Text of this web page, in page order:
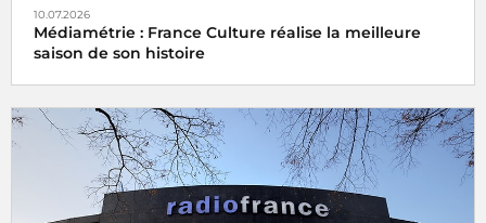
10.07.2026
Médiamétrie : France Culture réalise la meilleure
saison de son histoire